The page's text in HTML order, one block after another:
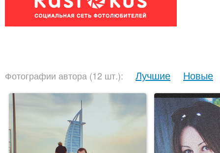
Фотографии автора (12 шт.): Лучшие Новые